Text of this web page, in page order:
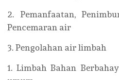
2. Pemanfaatan,
Pencemaran air
3. Pengolahan air limbah
1. Limbah Bahan